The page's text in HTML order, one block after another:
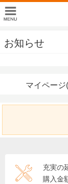
お知らせ
マイペー
充実の
購入金